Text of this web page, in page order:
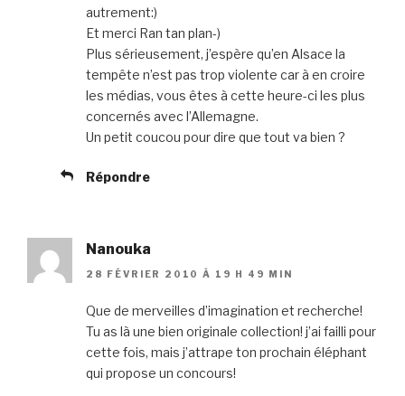
autrement:)
Et merci Ran tan plan-)
Plus sérieusement, j’espère qu’en Alsace la
tempête n’est pas trop violente car à en croire
les médias, vous êtes à cette heure-ci les plus
concernés avec l’Allemagne.
Un petit coucou pour dire que tout va bien ?
Répondre
Nanouka
28 FÉVRIER 2010 À 19 H 49 MIN
Que de merveilles d’imagination et recherche!
Tu as là une bien originale collection! j’ai failli pour
cette fois, mais j’attrape ton prochain éléphant
qui propose un concours!